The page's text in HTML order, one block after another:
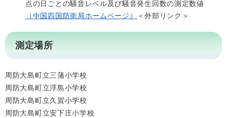
点の日ごとの騒音レベル及び騒音発生回数の測定数値
（中国四国防衛局ホームページ）
＜外部リンク＞
測定場所
周防大島町立三蒲小学校
周防大島町立浮島小学校
周防大島町立久賀小学校
周防大島町立安下庄小学校